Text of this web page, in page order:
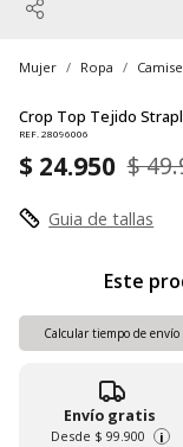
Mujer Ropa
Crop Top Tejido
REF. 28096006
$ 24.950 $
Guia de tallas
Este
Calcular tiempo de envío
Envío gratis
Desde $ 99.900 i